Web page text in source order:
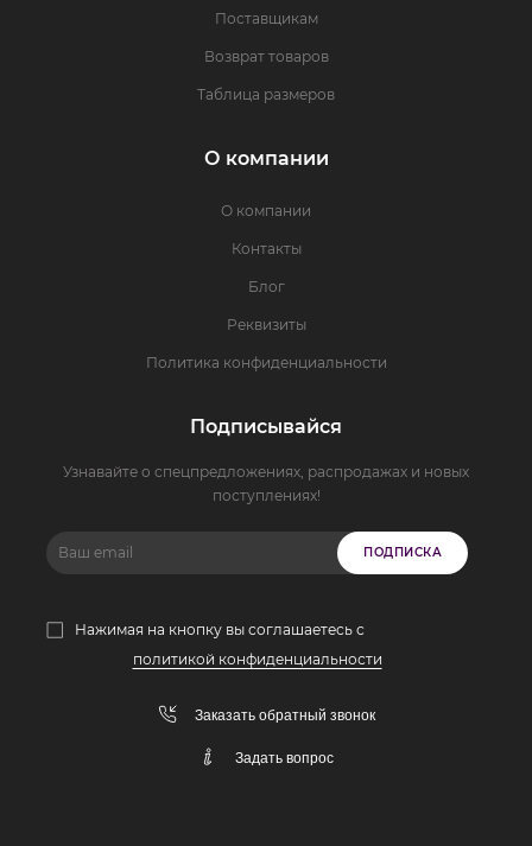
Поставщикам
Возврат товаров
Таблица размеров
О компании
О компании
Контакты
Блог
Реквизиты
Политика конфиденциальности
Подписывайся
Узнавайте о спецпредложениях, распродажах и новых
поступлениях!
ПОДПИСКА
Нажимая на кнопку вы соглашаетесь с
политикой конфиденциальности
Заказать обратный звонок
Задать вопрос